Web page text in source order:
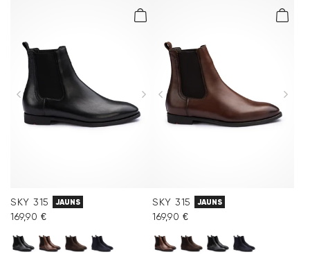
SKY 315 JAUNS
169,90 €
SKY 315 JAUNS
169,90 €